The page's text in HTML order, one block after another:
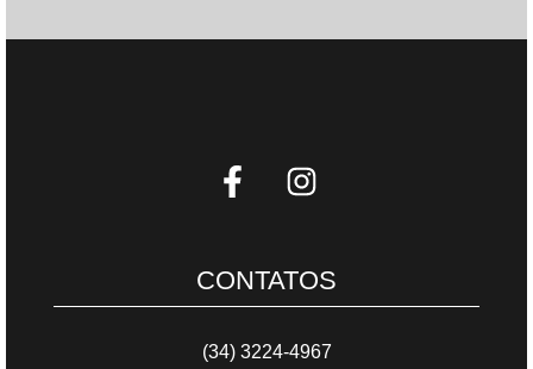
CONTATOS
(34) 3224-4967